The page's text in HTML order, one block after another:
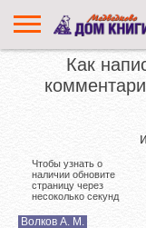
Как
Волков А. М.
Чтобы узнать о
наличии обновите
страницу через
несоколько секунд